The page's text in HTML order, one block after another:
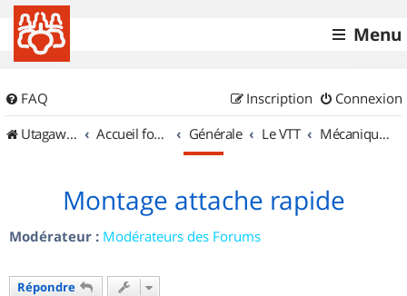
Menu
FAQ Connexion
Inscription
UtagawaVTT (Randos VTT et VTTAE avec traces GPS)
Accueil forum Générale Le VTT Mécanique et Entretiens
Montage attache rapide
Modérateur : Modérateurs des Forums
Répondre